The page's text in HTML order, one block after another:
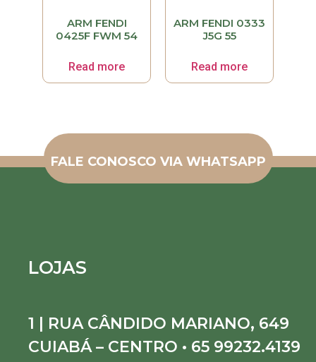
ARM FENDI
0425F FWM 54
Read more
ARM FENDI 0333
J5G 55
Read more
FALE CONOSCO VIA WHATSAPP
LOJAS
1 | RUA CÂNDIDO MARIANO, 649
CUIABÁ – CENTRO • 65 99232.4139